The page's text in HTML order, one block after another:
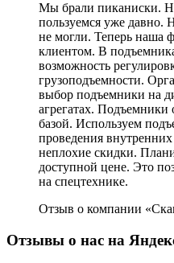
Мы брали пиканиски.
пользуемся уже давно.
не могли. Теперь наша
клиентом. В
возможность
грузоподъемности.
выбор подъемники на
агрегатах.
базой. Используем
проведения
неплохие скидки.
доступной цене. Это
на спецтехнике.
Отзыв о компании
Отзывы о нас на